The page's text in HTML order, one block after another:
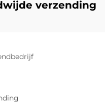
verzending